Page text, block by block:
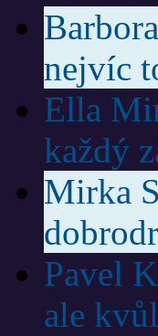
nejvíc
Ella
každý
Mirka
Pavel
ale